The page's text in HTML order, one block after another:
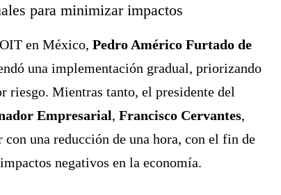
para minimizar impactos
en México,Pedro Américo Furtado de
una implementación gradual, priorizando
riesgo. Mientras tanto, el presidente del
Empresarial,Francisco Cervantes,
con una reducción de una hora, con el fin de
negativos en la economía.